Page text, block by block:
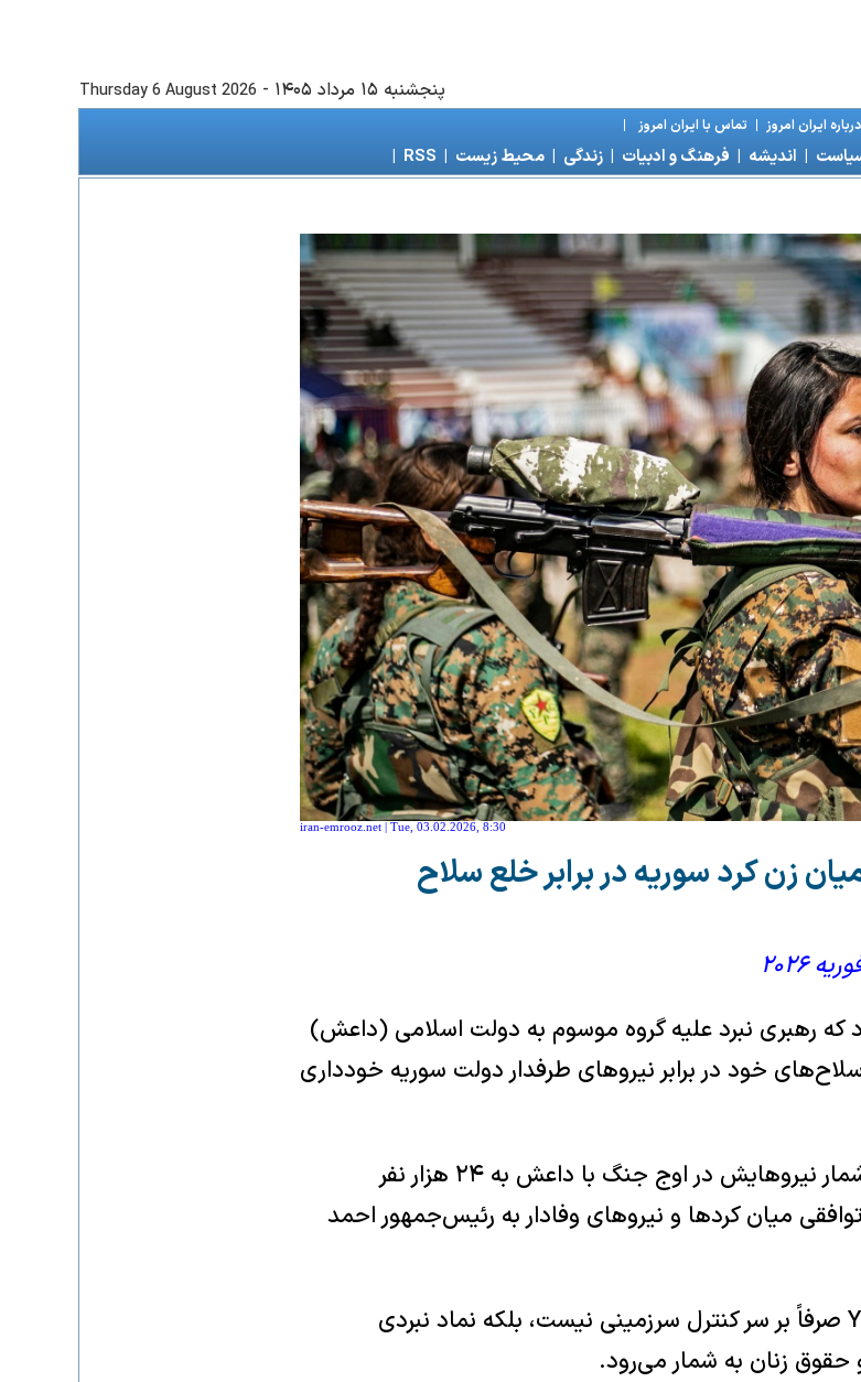
پنجشنبه ۱۵ مرداد ۱۴۰۵ -
Thursday 6 August 2026
درباره ايران امروز | تماس با ايران امروز |
| انديشه | فرهنگ و ادبيات | زندگی | محیط زیست |
RSS
|
iran-emrooz.net | Tue, 03.02.2026, 8:30
زن کرد سوریه در برابر خلع سلاح
که رهبری نبرد علیه گروه موسوم به دولت اسلامی (داعش)
خود در برابر نیروهای طرفدار دولت سوریه خودداری
«یگان‌های مدافع زنان» (YPJ) که شمار نیروهایش در اوج جنگ با داعش به ۲۴ هزار نفر
میان کردها و نیروهای وفادار به رئیس‌جمهور احمد
به گفته اعضای این گروه، مبارزه YPJ صرفاً بر سر کنترل سرزمینی نیست، بلکه نماد نبردی
حقوق زنان به شمار می‌رود.